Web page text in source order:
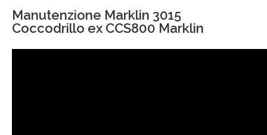
Manutenzione Marklin 3015
Coccodrillo ex CCS800 Marklin